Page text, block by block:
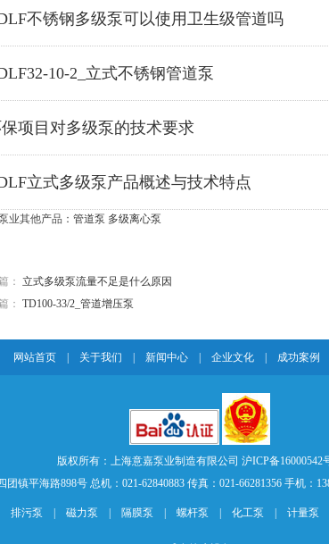
不锈钢多级泵可以使用卫生级管道吗
10-2_立式不锈钢管道泵
项目对多级泵的技术要求
立式多级泵产品概述与技术特点
业其他产品： 管道泵 多级离心泵
： 立式多级泵流量不足是什么原因
： TD100-33/2_管道增压泵
网站首页 关于我们 新闻中心 企业文化 成功案例
版权所有：上海意嘉泵业制造有限公司 沪ICP备16000542
镇平海路898号 总机：021-62840883 传真：021-66281356 手机：
排污泵 磁力泵 隔膜泵 螺杆泵 化工泵 计量泵